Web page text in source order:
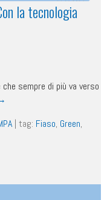
la tecnologia
sempre di più va verso
| tag: Fiaso, Green,